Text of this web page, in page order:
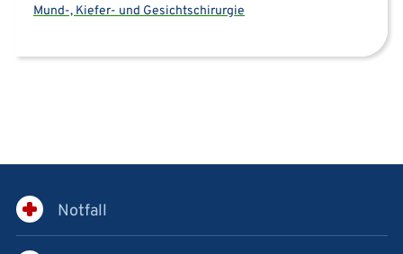
Mund-, Kiefer- und Gesichtschirurgie
Notfall